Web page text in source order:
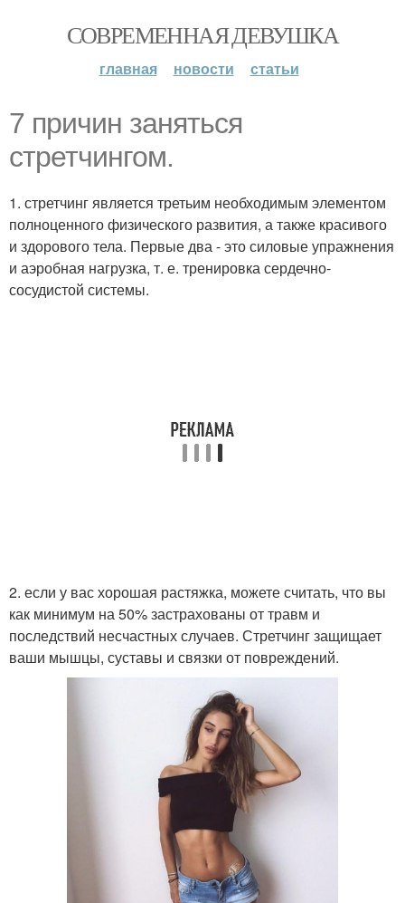
СОВРЕМЕННАЯ ДЕВУШКА
главная новости статьи
7 причин заняться
стретчингом.
1. стретчинг является третьим необходимым элементом
полноценного физического развития, а также красивого
и здорового тела. Первые два - это силовые упражнения
и аэробная нагрузка, т. е. тренировка сердечно-
сосудистой системы.
2. если у вас хорошая растяжка, можете считать, что вы
как минимум на 50% застрахованы от травм и
последствий несчастных случаев. Стретчинг защищает
ваши мышцы, суставы и связки от повреждений.